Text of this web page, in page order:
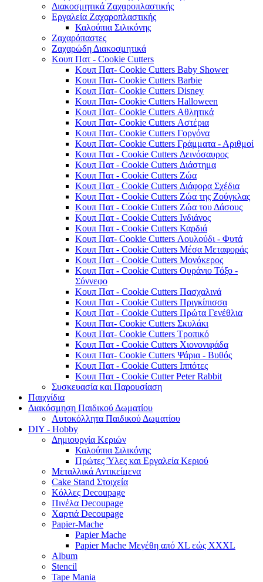
Διακοσμητικά Ζαχαροπλαστικής
Εργαλεία Ζαχαροπλαστικής
Καλούπια Σιλικόνης
Ζαχαρόπαστες
Ζαχαρώδη Διακοσμητικά
Κουπ Πατ - Cookie Cutters
Κουπ Πατ- Cookie Cutters Baby Shower
Κουπ Πατ- Cookie Cutters Barbie
Κουπ Πατ- Cookie Cutters Disney
Κουπ Πατ- Cookie Cutters Halloween
Κουπ Πατ- Cookie Cutters Αθλητικά
Κουπ Πατ- Cookie Cutters Αστέρια
Κουπ Πατ- Cookie Cutters Γοργόνα
Κουπ Πατ- Cookie Cutters Γράμματα - Αριθμοί
Κουπ Πατ - Cookie Cutters Δεινόσαυρος
Κουπ Πατ - Cookie Cutters Διάστημα
Κουπ Πατ - Cookie Cutters Ζώα
Κουπ Πατ - Cookie Cutters Διάφορα Σχέδια
Κουπ Πατ - Cookie Cutters Ζώα της Ζούγκλας
Κουπ Πατ - Cookie Cutters Ζώα του Δάσους
Κουπ Πατ - Cookie Cutters Ινδιάνος
Κουπ Πατ - Cookie Cutters Καρδιά
Κουπ Πατ- Cookie Cutters Λουλούδι - Φυτά
Κουπ Πατ - Cookie Cutters Μέσα Μεταφοράς
Κουπ Πατ - Cookie Cutters Μονόκερος
Κουπ Πατ - Cookie Cutters Ουράνιο Τόξο -
Σύννεφο
Κουπ Πατ - Cookie Cutters Πασχαλινά
Κουπ Πατ - Cookie Cutters Πριγκίπισσα
Κουπ Πατ - Cookie Cutters Πρώτα Γενέθλια
Κουπ Πατ- Cookie Cutters Σκυλάκι
Κουπ Πατ- Cookie Cutters Τροπικό
Κουπ Πατ - Cookie Cutters Χιονονιφάδα
Κουπ Πατ- Cookie Cutters Ψάρια - Βυθός
Κουπ Πατ - Cookie Cutters Ιππότες
Κουπ Πατ - Cookie Cutter Peter Rabbit
Συσκευασία και Παρουσίαση
Παιχνίδια
Διακόσμηση Παιδικού Δωματίου
Αυτοκόλλητα Παιδικού Δωματίου
DIY - Hobby
Δημιουργία Κεριών
Καλούπια Σιλικόνης
Πρώτες Ύλες και Εργαλεία Κεριού
Μεταλλικά Αντικείμενα
Cake Stand Στοιχεία
Κόλλες Decoupage
Πινέλα Decoupage
Χαρτιά Decoupage
Papier-Mache
Papier Mache
Papier Mache Μεγέθη από XL εώς XXXL
Album
Stencil
Tape Mania